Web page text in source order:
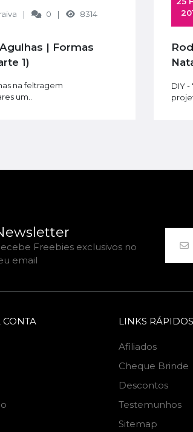
0 8314
1)
na feltragem
um..
Rodolfo - Como fazer a Rena do Pai
DIY -
Freebies exclusivos no
email
LINKS RÁPIDOS
Afiliados
Cheque Brinde
Descontos
Testemunhos
Sitemap